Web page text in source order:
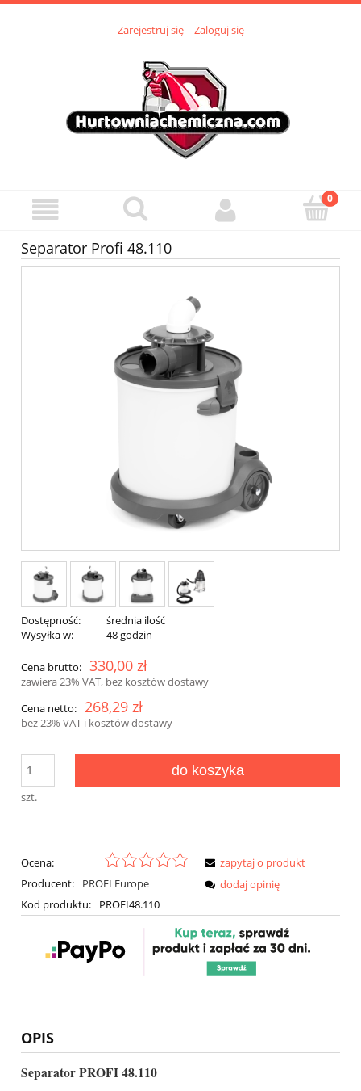
Zarejestruj się Zaloguj się
Separator Profi 48.110
Dostępność:
średnia ilość
Wysyłka w:
48 godzin
Cena brutto: 330,00 zł
zawiera 23% VAT, bez kosztów dostawy
Cena netto:
268,29 zł
bez 23% VAT i kosztów dostawy
szt.
do koszyka
Ocena:
Producent:
PROFI Europe
Kod produktu:
PROFI48.110
zapytaj o produkt
dodaj opinię
OPIS
Separator PROFI 48.110